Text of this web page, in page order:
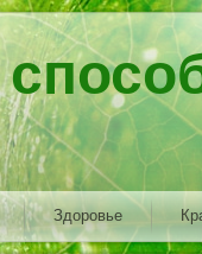
Здоровье